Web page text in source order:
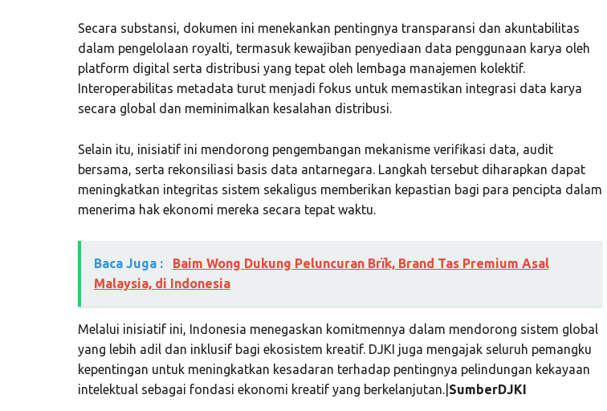
Secara substansi, dokumen ini menekankan pentingnya transparansi dan akuntabilitas
dalam pengelolaan royalti, termasuk kewajiban penyediaan data penggunaan karya oleh
platform digital serta distribusi yang tepat oleh lembaga manajemen kolektif.
Interoperabilitas metadata turut menjadi fokus untuk memastikan integrasi data karya
secara global dan meminimalkan kesalahan distribusi.
Selain itu, inisiatif ini mendorong pengembangan mekanisme verifikasi data, audit
bersama, serta rekonsiliasi basis data antarnegara. Langkah tersebut diharapkan dapat
meningkatkan integritas sistem sekaligus memberikan kepastian bagi para pencipta dalam
menerima hak ekonomi mereka secara tepat waktu.
Baca Juga :
Baim Wong Dukung Peluncuran Brïk, Brand Tas Premium Asal
Malaysia, di Indonesia
Melalui inisiatif ini, Indonesia menegaskan komitmennya dalam mendorong sistem global
yang lebih adil dan inklusif bagi ekosistem kreatif. DJKI juga mengajak seluruh pemangku
kepentingan untuk meningkatkan kesadaran terhadap pentingnya pelindungan kekayaan
intelektual sebagai fondasi ekonomi kreatif yang berkelanjutan.| SumberDJKI